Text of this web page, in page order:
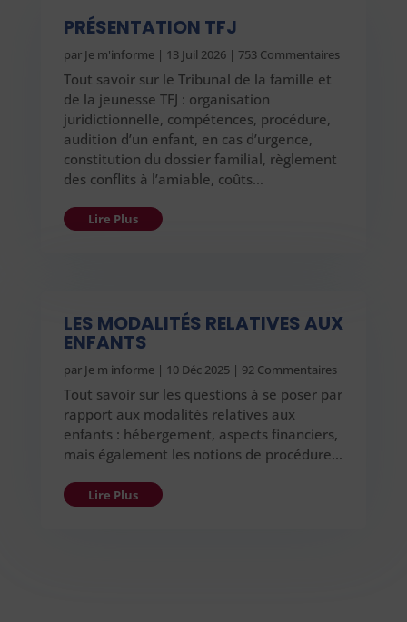
PRÉSENTATION TFJ
par Je m'informe| 13 Juil 2026| 753 Commentaires
Tout savoir sur le Tribunal de la famille et
de la jeunesse TFJ : organisation
juridictionnelle, compétences, procédure,
audition d’un enfant, en cas d’urgence,
constitution du dossier familial, règlement
des conflits à l’amiable, coûts…
Lire Plus
LES MODALITÉS RELATIVES AUX
ENFANTS
par Je m informe| 10 Déc 2025| 92 Commentaires
Tout savoir sur les questions à se poser par
rapport aux modalités relatives aux
enfants : hébergement, aspects financiers,
mais également les notions de procédure…
Lire Plus